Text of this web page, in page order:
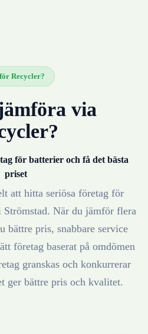
Recycler?
via
för batterier och få det bästa
priset
att hitta seriösa företag för
Strömstad. När du jämför flera
bättre pris, snabbare service
företag baserat på omdömen
granskas och konkurrerar
ger bättre pris och kvalitet.